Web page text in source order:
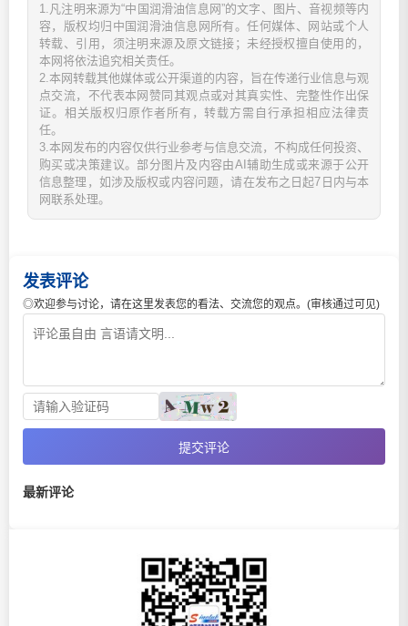
1.凡注明来源为“中国润滑油信息网”的文字、图片、音视频等内
容，版权均归中国润滑油信息网所有。任何媒体、网站或个人
转载、引用，须注明来源及原文链接；未经授权擅自使用的，
本网将依法追究相关责任。
2.本网转载其他媒体或公开渠道的内容，旨在传递行业信息与观
点交流，不代表本网赞同其观点或对其真实性、完整性作出保
证。相关版权归原作者所有，转载方需自行承担相应法律责
任。
3.本网发布的内容仅供行业参考与信息交流，不构成任何投资、
购买或决策建议。部分图片及内容由AI辅助生成或来源于公开
信息整理，如涉及版权或内容问题，请在发布之日起7日内与本
网联系处理。
发表评论
◎欢迎参与讨论，请在这里发表您的看法、交流您的观点。(审核通过可见)
提交评论
最新评论